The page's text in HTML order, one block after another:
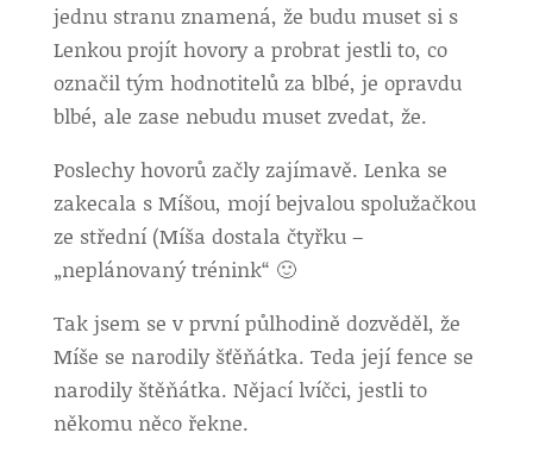
jednu stranu znamená, že budu muset si s
Lenkou projít hovory a probrat jestli to, co
označil tým hodnotitelů za blbé, je opravdu
blbé, ale zase nebudu muset zvedat, že.
Poslechy hovorů začly zajímavě. Lenka se
zakecala s Míšou, mojí bejvalou spolužačkou
ze střední (Míša dostala čtyřku –
„neplánovaný trénink“ 🙂
Tak jsem se v první půlhodině dozvěděl, že
Míše se narodily šťěňátka. Teda její fence se
narodily štěňátka. Nějací lvíčci, jestli to
někomu něco řekne.